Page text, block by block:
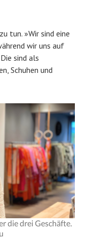
tun. »Wir sind eine
wir uns auf
sind als
Schuhen und
die drei Geschäfte.